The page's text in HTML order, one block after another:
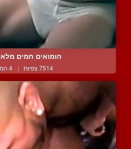
הומואים חמים
7514 צפיות | 4 המלצות